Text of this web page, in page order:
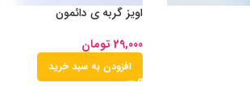
اویز گربه ی دائمون
29,000 تومان
افزودن به سبد خرید